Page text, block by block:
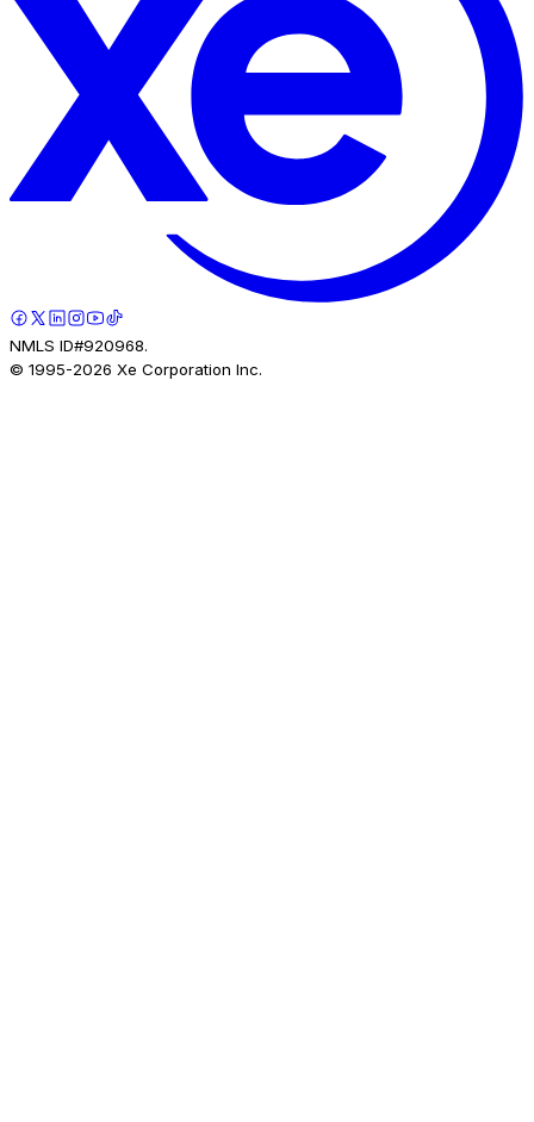
NMLS ID#920968.
© 1995-2026 Xe Corporation Inc.